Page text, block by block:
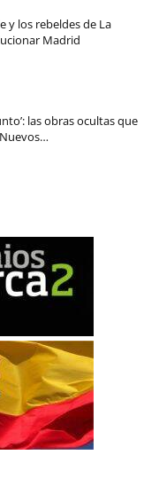
y los rebeldes de La
Madrid
las obras ocultas que